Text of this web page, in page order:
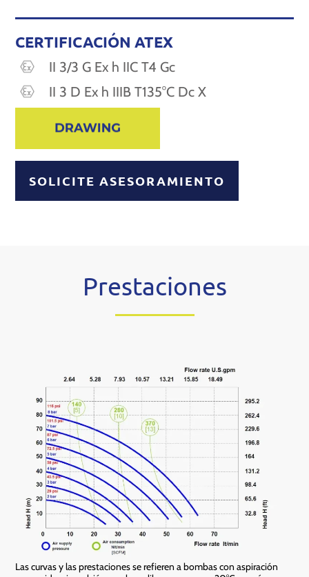
CERTIFICACIÓN ATEX
II 3/3 G Ex h IIC T4 Gc
II 3 D Ex h IIIB T135°C Dc X
SOLICITE ASESORAMIENTO
Prestaciones
Las curvas y las prestaciones se refieren a bombas con aspiración